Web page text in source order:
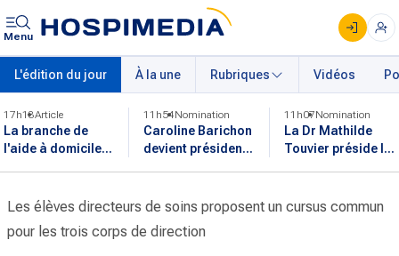
Menu
L'édition du jour À la une Rubriques Vidéos
17h13Article
La branche de
l'aide à domicile
parcours
11h54Nomination
Caroline Barichon
devient présidente
médecine
11h07Nomination
La Dr Mathilde
Touvier préside le
national nutrition
Les élèves directeurs de soins proposent un cursus commun
pour les trois corps de direction